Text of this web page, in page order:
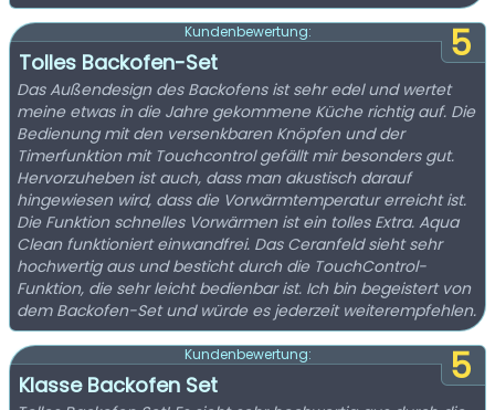
5
Kundenbewertung:
Tolles Backofen-Set
Das Außendesign des Backofens ist sehr edel und wertet
meine etwas in die Jahre gekommene Küche richtig auf. Die
Bedienung mit den versenkbaren Knöpfen und der
Timerfunktion mit Touchcontrol gefällt mir besonders gut.
Hervorzuheben ist auch, dass man akustisch darauf
hingewiesen wird, dass die Vorwärmtemperatur erreicht ist.
Die Funktion schnelles Vorwärmen ist ein tolles Extra. Aqua
Clean funktioniert einwandfrei. Das Ceranfeld sieht sehr
hochwertig aus und besticht durch die TouchControl-
Funktion, die sehr leicht bedienbar ist. Ich bin begeistert von
dem Backofen-Set und würde es jederzeit weiterempfehlen.
5
Kundenbewertung:
Klasse Backofen Set